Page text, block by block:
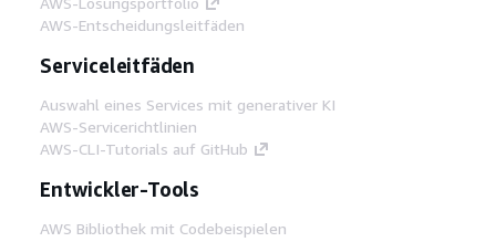
AWS-Entscheidungsleitfäden
Serviceleitfäden
Auswahl eines Services mit generativer KI
AWS-Servicerichtlinien
AWS-CLI-Tutorials auf GitHub
Entwickler-Tools
AWS Bibliothek mit Codebeispielen